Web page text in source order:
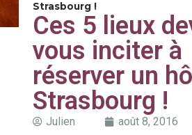
Strasbourg !
Ces 5 lieux
vous inciter à
réserver un
Strasbourg !
Julien août 8, 2016